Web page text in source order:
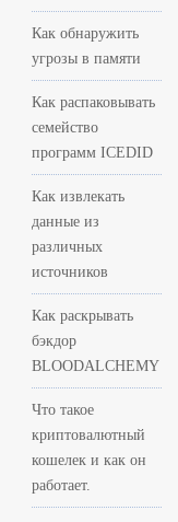
Как обнаружить
угрозы в памяти
Как распаковывать
семейство
программ ICEDID
Как извлекать
данные из
различных
источников
Как раскрывать
бэкдор
BLOODALCHEMY
Что такое
криптовалютный
кошелек и как он
работает.